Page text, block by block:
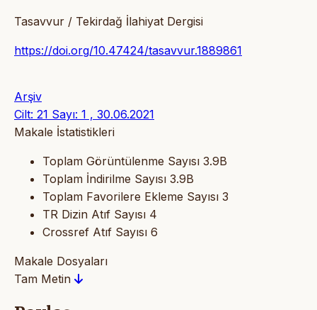
Tasavvur / Tekirdağ İlahiyat Dergisi
https://doi.org/10.47424/tasavvur.1889861
Arşiv
Cilt: 21 Sayı: 1 , 30.06.2021
Makale İstatistikleri
Toplam Görüntülenme Sayısı 3.9B
Toplam İndirilme Sayısı 3.9B
Toplam Favorilere Ekleme Sayısı 3
TR Dizin Atıf Sayısı 4
Crossref Atıf Sayısı 6
Makale Dosyaları
Tam Metin